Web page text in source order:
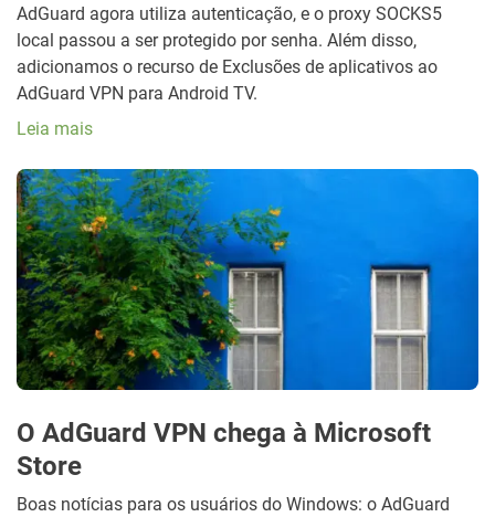
AdGuard agora utiliza autenticação, e o proxy SOCKS5
local passou a ser protegido por senha. Além disso,
adicionamos o recurso de Exclusões de aplicativos ao
AdGuard VPN para Android TV.
Leia mais
O AdGuard VPN chega à Microsoft
Store
Boas notícias para os usuários do Windows: o AdGuard